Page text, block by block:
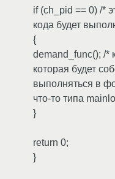
if (ch_pid == 0) /*
кода будет
{
demand_func(); /*
которая будет
выполняться в
что-то типа
}
return 0;
}